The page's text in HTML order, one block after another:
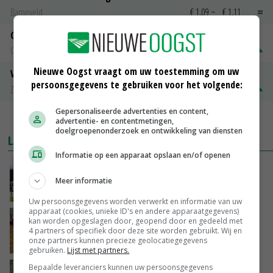
Barneveld
€ 1,09~ € 1,11
Gerst
Groningen
€ 197,00
Volle melkpoeder
Zuivel NL
€ 345,00 € 20,00
MEER MARKTPRIJZEN
LAATSTE NIEUWS
juni
Frans onderzoekcentrum bestrijkt hele
varkensvleesketen
GISTEREN, 15:29
Emmeloord noteert eerste zaaiuien op
Nieuwe Oogst vraagt om uw toestemming om uw
persoonsgegevens te gebruiken voor het volgende:
Gepersonaliseerde advertenties en content,
advertentie- en contentmetingen,
doelgroepenonderzoek en ontwikkeling van diensten
Informatie op een apparaat opslaan en/of openen
Meer informatie
Uw persoonsgegevens worden verwerkt en informatie van uw
apparaat (cookies, unieke ID's en andere apparaatgegevens)
kan worden opgeslagen door, geopend door en gedeeld met
4 partners of specifiek door deze site worden gebruikt. Wij en
onze partners kunnen precieze geolocatiegegevens
gebruiken. Lijst met partners.
Bepaalde leveranciers kunnen uw persoonsgegevens